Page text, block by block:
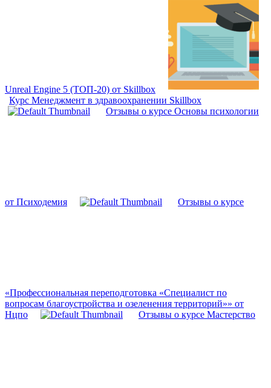
Unreal Engine 5 (ТОП-20) от Skillbox
Курс Менеджмент в здравоохранении Skillbox
Отзывы о курсе Основы психологии
от Психодемия Отзывы о курсе
«Профессиональная переподготовка «Специалист по
вопросам благоустройства и озеленения территорий»» от
Нцпо
Отзывы о курсе Мастерство